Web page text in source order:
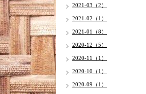
2021-03（2）
2021-02（1）
2021-01（8）
2020-12（5）
2020-11（1）
2020-10（1）
2020-09（1）